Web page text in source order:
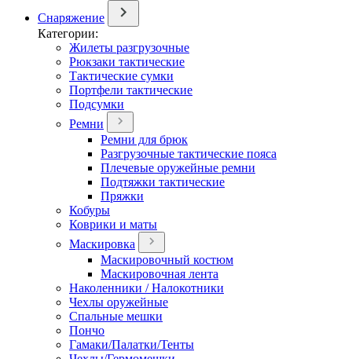
Снаряжение
Категории:
Жилеты разгрузочные
Рюкзаки тактические
Тактические сумки
Портфели тактические
Подсумки
Ремни
Ремни для брюк
Разгрузочные тактические пояса
Плечевые оружейные ремни
Подтяжки тактические
Пряжки
Кобуры
Коврики и маты
Маскировка
Маскировочный костюм
Маскировочная лента
Наколенники / Налокотники
Чехлы оружейные
Спальные мешки
Пончо
Гамаки/Палатки/Тенты